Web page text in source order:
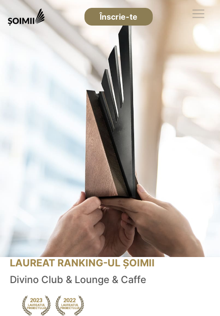
Înscrie-te
LAUREAT RANKING-UL ȘOIMII
Divino Club & Lounge & Caffe